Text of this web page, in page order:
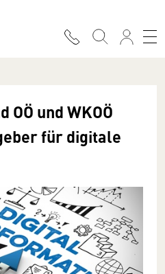
und WKOÖ
für digitale